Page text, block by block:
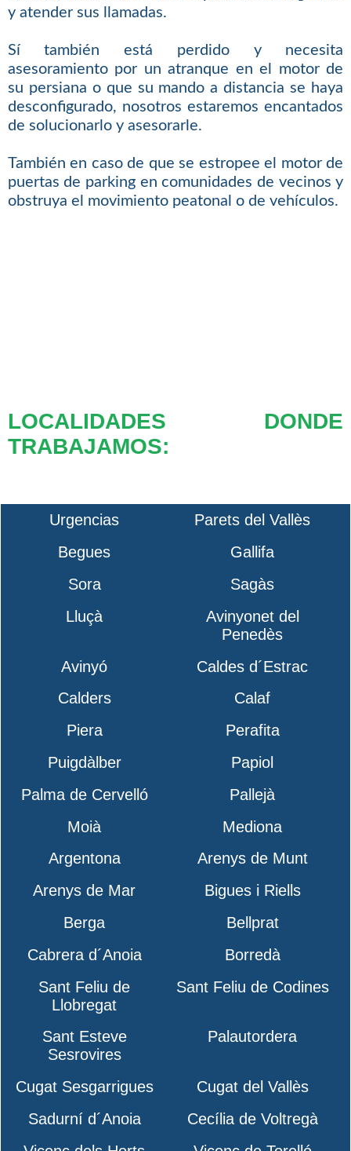
y atender sus llamadas.
Sí también está perdido y necesita
asesoramiento por un atranque en el motor de
su persiana o que su mando a distancia se haya
desconfigurado, nosotros estaremos encantados
de solucionarlo y asesorarle.
También en caso de que se estropee el motor de
puertas de parking en comunidades de vecinos y
obstruya el movimiento peatonal o de vehículos.
LOCALIDADES DONDE
TRABAJAMOS:
Urgencias
Parets del Vallès
Begues
Gallifa
Sora
Sagàs
Lluçà
Avinyonet del
Penedès
Avinyó
Caldes d´Estrac
Calders
Calaf
Piera
Perafita
Puigdàlber
Papiol
Palma de Cervelló
Pallejà
Moià
Mediona
Argentona
Arenys de Munt
Arenys de Mar
Bigues i Riells
Berga
Bellprat
Cabrera d´Anoia
Borredà
Sant Feliu de
Llobregat
Sant Feliu de Codines
Sant Esteve
Sesrovires
Palautordera
Cugat Sesgarrigues
Cugat del Vallès
Sadurní d´Anoia
Cecília de Voltregà